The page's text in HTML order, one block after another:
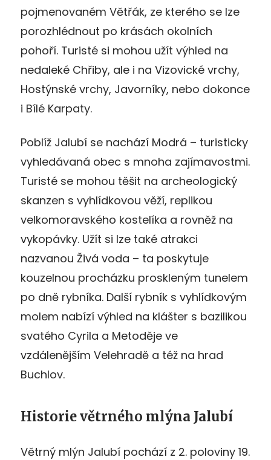
pojmenovaném Větřák, ze kterého se lze
porozhlédnout po krásách okolních
pohoří. Turisté si mohou užít výhled na
nedaleké Chřiby, ale i na Vizovické vrchy,
Hostýnské vrchy, Javorníky, nebo dokonce
i Bílé Karpaty.
Poblíž Jalubí se nachází Modrá – turisticky
vyhledávaná obec s mnoha zajímavostmi.
Turisté se mohou těšit na archeologický
skanzen s vyhlídkovou věží, replikou
velkomoravského kostelíka a rovněž na
vykopávky. Užít si lze také atrakci
nazvanou Živá voda – ta poskytuje
kouzelnou procházku proskleným tunelem
po dně rybníka. Další rybník s vyhlídkovým
molem nabízí výhled na klášter s bazilikou
svatého Cyrila a Metoděje ve
vzdálenějším Velehradě a též na hrad
Buchlov.
Historie větrného mlýna Jalubí
Větrný mlýn Jalubí pochází z 2. poloviny 19.